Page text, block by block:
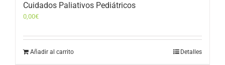
Cuidados Paliativos Pediátricos
0,00€
Añadir al carrito Detalles